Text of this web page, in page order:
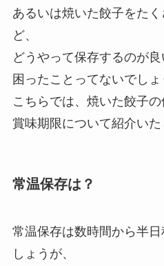
あるいは焼いた餃子をた
ど、
どうやって保存するのが良
困ったことってないでしょ
こちらでは、焼いた餃子の
賞味期限について紹介いた
常温保存は？
常温保存は数時間から半
しょうが、